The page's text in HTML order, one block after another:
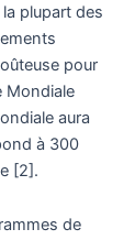
plupart des
pour
Mondiale
aura
à 300
[2].
de